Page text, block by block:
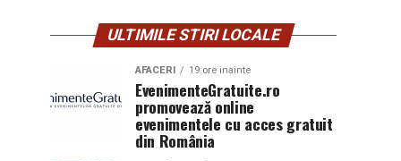
ULTIMILE STIRI LOCALE
AFACERI 19 ore inainte
EvenimenteGratuite.ro
promovează online
evenimentele cu acces gratuit
din România